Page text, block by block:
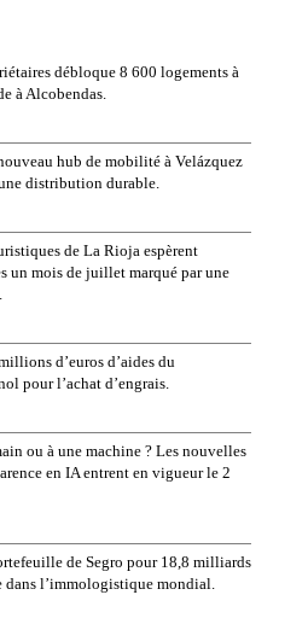
débloque 8 600 logements à
à Alcobendas.
hub de mobilité à Velázquez
distribution durable.
de La Rioja espèrent
un mois de juillet marqué par une
d’euros d’aides du
pour l’achat d’engrais.
ou à une machine ? Les nouvelles
en IA entrent en vigueur le 2
de Segro pour 18,8 milliards
dans l’immologistique mondial.